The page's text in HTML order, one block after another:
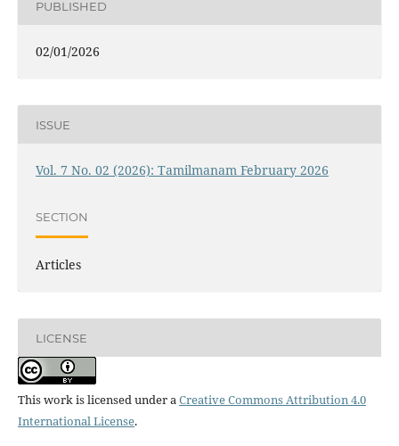
PUBLISHED
02/01/2026
ISSUE
Vol. 7 No. 02 (2026): Tamilmanam February 2026
SECTION
Articles
LICENSE
This work is licensed under aCreative Commons Attribution 4.0
International License.